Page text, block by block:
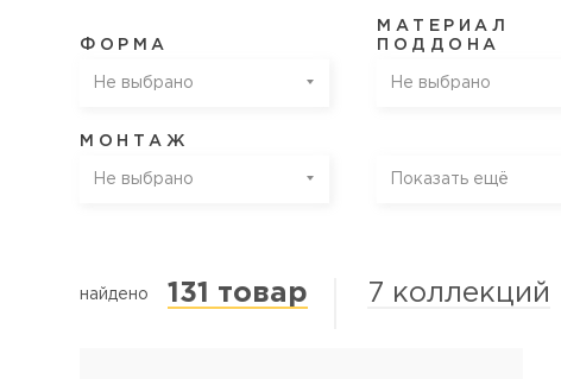
ФОРМА
Не выбрано
МАТЕРИАЛ
ПОДДОНА
Не выбрано
МОНТАЖ
Не выбрано Показать ещё
найдено 131 товар 7 коллекций